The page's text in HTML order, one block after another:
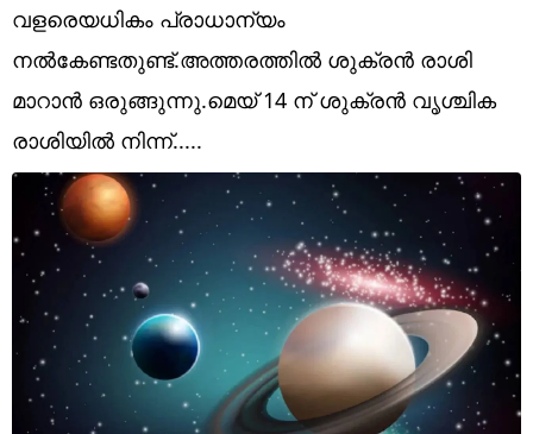
Web Story
Photo
Short Videos
വളരെയധികം പ്രാധാന്യം
നൽകേണ്ടതുണ്ട്.അത്തരത്തിൽ ശുക്രൻ രാശി
മാറാൻ ഒരുങ്ങുന്നു.മെയ് 14 ന് ശുക്രൻ വൃശ്ചിക
രാശിയിൽ നിന്ന്.....